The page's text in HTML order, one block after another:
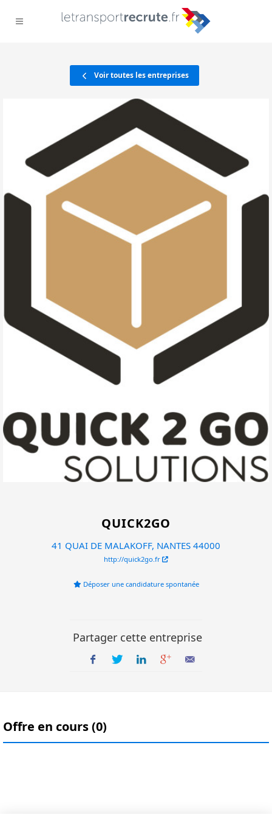
Voir toutes les entreprises
QUICK2GO
41 QUAI DE MALAKOFF, NANTES 44000
http://quick2go.fr
Déposer une candidature spontanée
Partager cette entreprise
Offre en cours (0)